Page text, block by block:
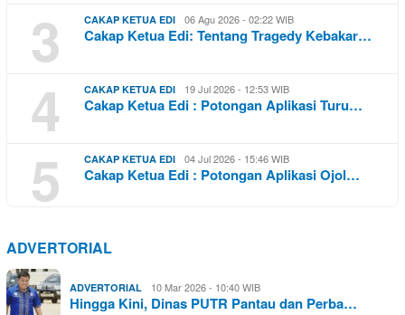
3 CAKAP KETUA EDI 06 Agu 2026 - 02:22 WIB
Cakap Ketua Edi: Tentang Tragedy Kebakar…
4 CAKAP KETUA EDI 19 Jul 2026 - 12:53 WIB
Cakap Ketua Edi : Potongan Aplikasi Turu…
5 CAKAP KETUA EDI 04 Jul 2026 - 15:46 WIB
Cakap Ketua Edi : Potongan Aplikasi Ojol…
ADVERTORIAL
ADVERTORIAL 10 Mar 2026 - 10:40 WIB
Hingga Kini, Dinas PUTR Pantau dan Perba…